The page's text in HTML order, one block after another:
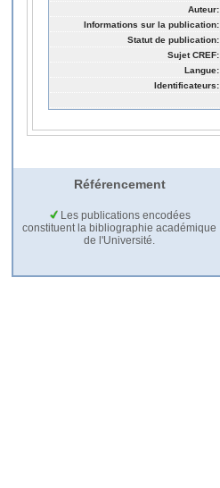
Auteur:
Informations sur la publication:
Statut de publication:
Sujet CREF:
Langue:
Identificateurs:
Référencement
Les publications encodées
constituent la bibliographie académique
de l'Université.